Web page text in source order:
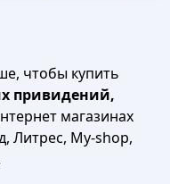
чтобы купить
привидений,
магазинах
Литрес, My-shop,